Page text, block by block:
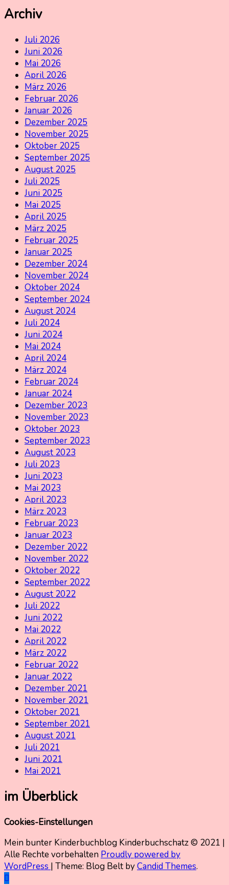
Archiv
Juli 2026
Juni 2026
Mai 2026
April 2026
März 2026
Februar 2026
Januar 2026
Dezember 2025
November 2025
Oktober 2025
September 2025
August 2025
Juli 2025
Juni 2025
Mai 2025
April 2025
März 2025
Februar 2025
Januar 2025
Dezember 2024
November 2024
Oktober 2024
September 2024
August 2024
Juli 2024
Juni 2024
Mai 2024
April 2024
März 2024
Februar 2024
Januar 2024
Dezember 2023
November 2023
Oktober 2023
September 2023
August 2023
Juli 2023
Juni 2023
Mai 2023
April 2023
März 2023
Februar 2023
Januar 2023
Dezember 2022
November 2022
Oktober 2022
September 2022
August 2022
Juli 2022
Juni 2022
Mai 2022
April 2022
März 2022
Februar 2022
Januar 2022
Dezember 2021
November 2021
Oktober 2021
September 2021
August 2021
Juli 2021
Juni 2021
Mai 2021
im Überblick
Cookies-Einstellungen
Mein bunter Kinderbuchblog Kinderbuchschatz © 2021 |
Alle Rechte vorbehalten Proudly powered by
WordPress | Theme: Blog Belt byCandid Themes.